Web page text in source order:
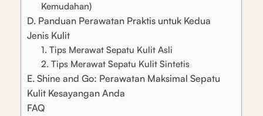
Kemudahan)
D. Panduan Perawatan Praktis untuk Kedua
Jenis Kulit
1. Tips Merawat Sepatu Kulit Asli
2. Tips Merawat Sepatu Kulit Sintetis
E. Shine and Go: Perawatan Maksimal Sepatu
Kulit Kesayangan Anda
FAQ